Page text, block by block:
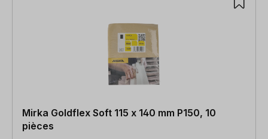
Mirka Goldflex Soft 115 x 140 mm P150, 10
pièces